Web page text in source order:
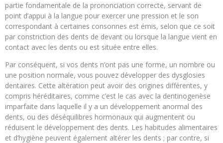
partie fondamentale de la prononciation correcte, servant de
point d’appui à la langue pour exercer une pression et le son
correspondant à certaines consonnes est émis, selon que ce soit
par constriction des dents de devant ou lorsque la langue vient en
contact avec les dents ou est située entre elles.
Par conséquent, si vos dents n’ont pas une forme, un nombre ou
une position normale, vous pouvez développer des dysglosies
dentaires. Cette altération peut avoir des origines différentes, y
compris héréditaires, comme c’est le cas avec la dentinogenèse
imparfaite dans laquelle il y a un développement anormal des
dents, ou des déséquilibres hormonaux qui augmentent ou
réduisent le développement des dents. Les habitudes alimentaires
et d’hygiène peuvent également altérer les dents ; par contre, si